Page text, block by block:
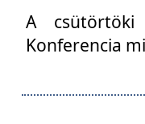
A csütörtöki
Konferencia